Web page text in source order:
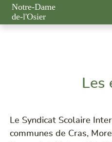
Notre-Dame
de-l'Osier
Les
Le Syndicat Scolaire
communes de Cras,
Panneau de gestion des cookies